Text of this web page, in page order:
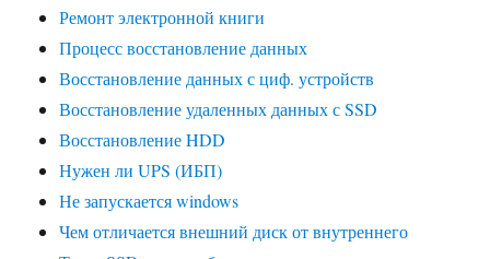
Ремонт электронной книги
Процесс восстановление данных
Восстановление данных с циф. устройств
Восстановление удаленных данных с SSD
Восстановление HDD
Нужен ли UPS (ИБП)
Не запускается windows
Чем отличается внешний диск от внутреннего